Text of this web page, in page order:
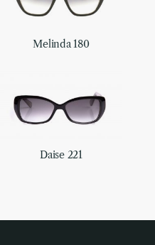
Melinda 180
Daise 221